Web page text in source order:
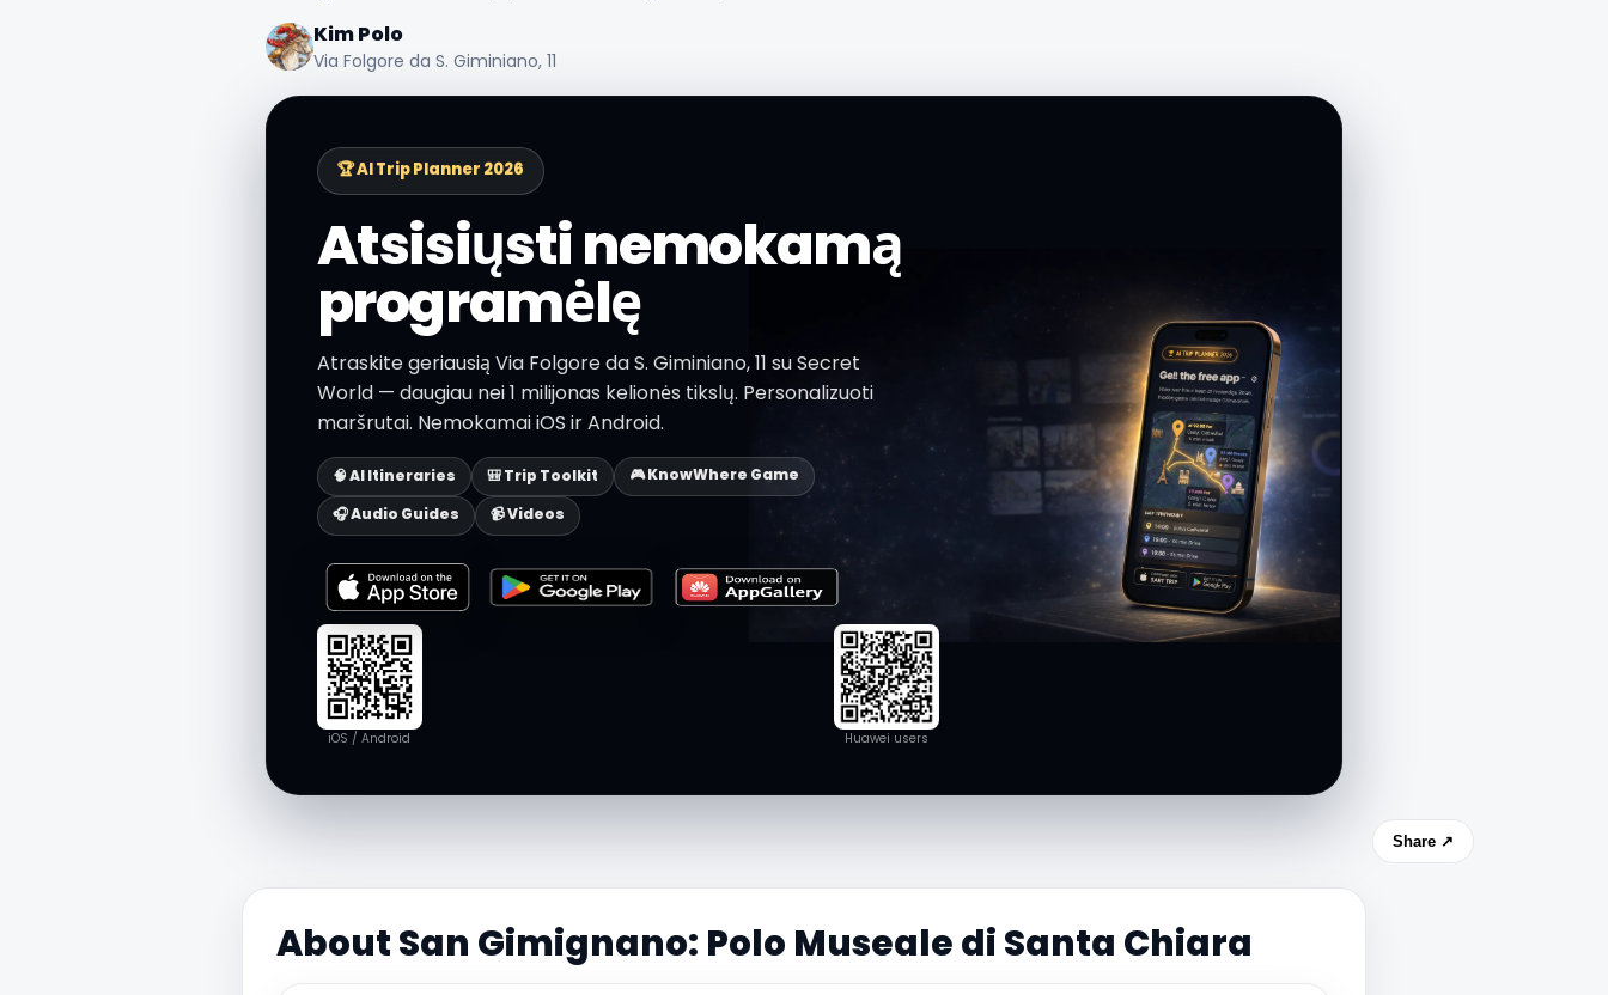
Kim Polo
Via Folgore da S. Giminiano, 11
🏆 AI Trip Planner 2026
Atsisiųsti nemokamą
programėlę
Atraskite geriausią Via Folgore da S. Giminiano, 11 su Secret
World — daugiau nei 1 milijonas kelionės tikslų. Personalizuoti
maršrutai. Nemokamai iOS ir Android.
🧠 AI Itineraries 🎒 Trip Toolkit
🎮 KnowWhere Game
🎧 Audio Guides
📹 Videos
iOS / Android Huawei users
Share ↗
About San Gimignano: Polo Museale di Santa Chiara